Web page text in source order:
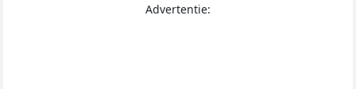
Advertentie: